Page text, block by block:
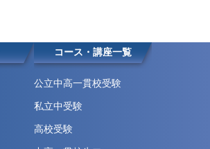
コース・講座一覧
公立中高一貫校受験
私立中受験
高校受験